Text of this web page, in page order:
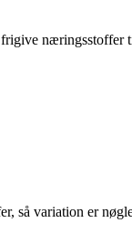
næringsstoffer
så variation er